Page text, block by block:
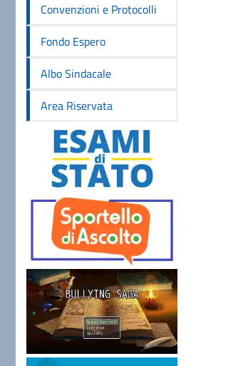
Convenzioni e Protocolli
Fondo Espero
Albo Sindacale
Area Riservata